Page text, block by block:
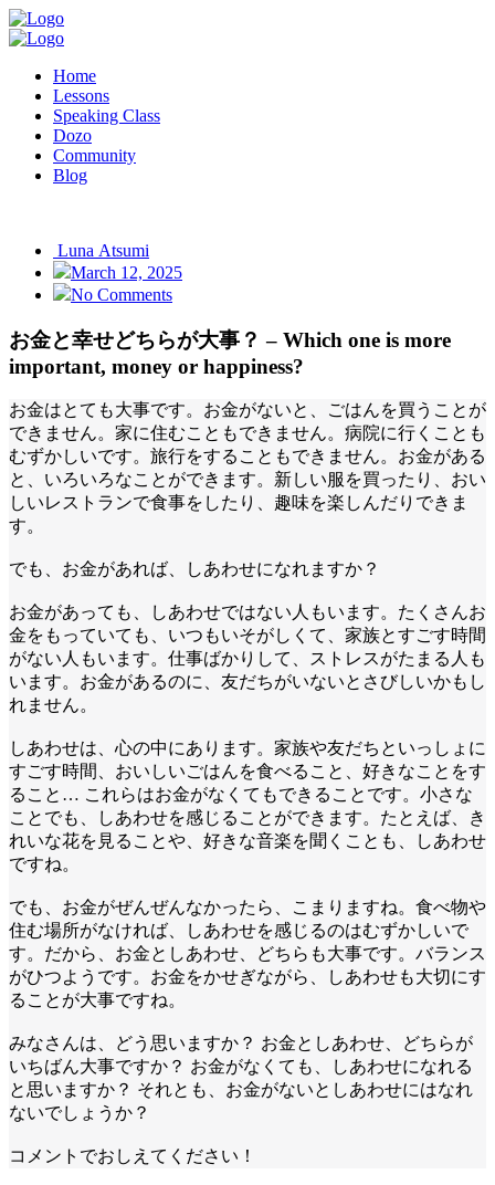
Home
Lessons
Speaking Class
Dozo
Community
Blog
Luna Atsumi
March 12, 2025
No Comments
お金と幸せどちらが大事？ – Which one is more
important, money or happiness?
お金はとても大事です。お金がないと、ごはんを買うことが
できません。家に住むこともできません。病院に行くことも
むずかしいです。旅行をすることもできません。お金がある
と、いろいろなことができます。新しい服を買ったり、おい
しいレストランで食事をしたり、趣味を楽しんだりできま
す。
でも、お金があれば、しあわせになれますか？
お金があっても、しあわせではない人もいます。たくさんお
金をもっていても、いつもいそがしくて、家族とすごす時間
がない人もいます。仕事ばかりして、ストレスがたまる人も
います。お金があるのに、友だちがいないとさびしいかもし
れません。
しあわせは、心の中にあります。家族や友だちといっしょに
すごす時間、おいしいごはんを食べること、好きなことをす
ること… これらはお金がなくてもできることです。小さな
ことでも、しあわせを感じることができます。たとえば、き
れいな花を見ることや、好きな音楽を聞くことも、しあわせ
ですね。
でも、お金がぜんぜんなかったら、こまりますね。食べ物や
住む場所がなければ、しあわせを感じるのはむずかしいで
す。だから、お金としあわせ、どちらも大事です。バランス
がひつようです。お金をかせぎながら、しあわせも大切にす
ることが大事ですね。
みなさんは、どう思いますか？ お金としあわせ、どちらが
いちばん大事ですか？ お金がなくても、しあわせになれる
と思いますか？ それとも、お金がないとしあわせにはなれ
ないでしょうか？
コメントでおしえてください！